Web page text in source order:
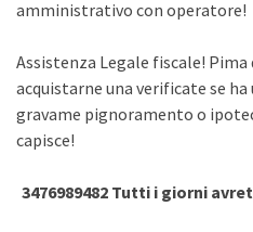
amministrativo con operatore!
Assistenza Legale fiscale! Pima
acquistarne una verificate se
gravame pignoramento o
capisce!
3476989482 Tutti i giorni